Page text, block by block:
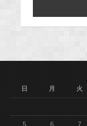
日
月 火
5 6 7